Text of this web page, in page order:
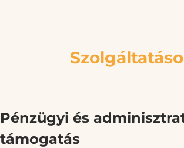
Pénzügyi és
támogatás